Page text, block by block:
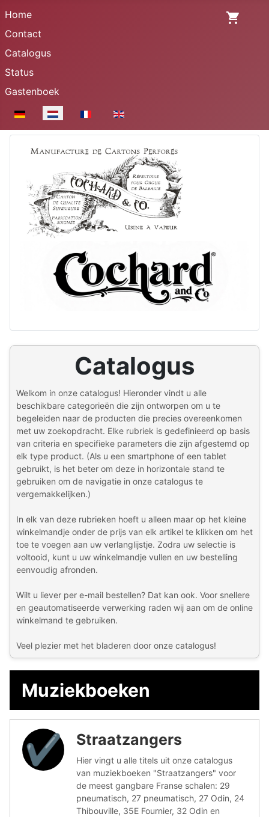
Home
Contact
Catalogus
Status
Gastenboek
Selecteer de taal
Catalogus
Welkom in onze catalogus! Hieronder vindt u alle
beschikbare categorieën die zijn ontworpen om u te
begeleiden naar de producten die precies overeenkomen
met uw zoekopdracht. Elke rubriek is gedefinieerd op basis
van criteria en specifieke parameters die zijn afgestemd op
elk type product. (Als u een smartphone of een tablet
gebruikt, is het beter om deze in horizontale stand te
gebruiken om de navigatie in onze catalogus te
vergemakkelijken.)
In elk van deze rubrieken hoeft u alleen maar op het kleine
winkelmandje onder de prijs van elk artikel te klikken om het
toe te voegen aan uw verlanglijstje. Zodra uw selectie is
voltooid, kunt u uw winkelmandje vullen en uw bestelling
eenvoudig afronden.
Wilt u liever per e-mail bestellen? Dat kan ook. Voor snellere
en geautomatiseerde verwerking raden wij aan om de online
winkelmand te gebruiken.
Veel plezier met het bladeren door onze catalogus!
Muziekboeken
✔︎ Straatzangers
Hier vingt u alle titels uit onze catalogus
van muziekboeken "Straatzangers" voor
de meest gangbare Franse schalen: 29
pneumatisch, 27 pneumatisch, 27 Odin, 24
Thibouville, 35E Fournier, 32 Odin en